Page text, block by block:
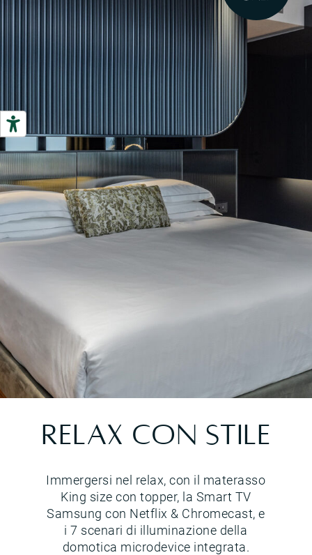
RELAX CON STILE
Immergersi nel relax, con il materasso
King size con topper, la Smart TV
Samsung con Netflix & Chromecast, e
i 7 scenari di illuminazione della
domotica microdevice integrata.